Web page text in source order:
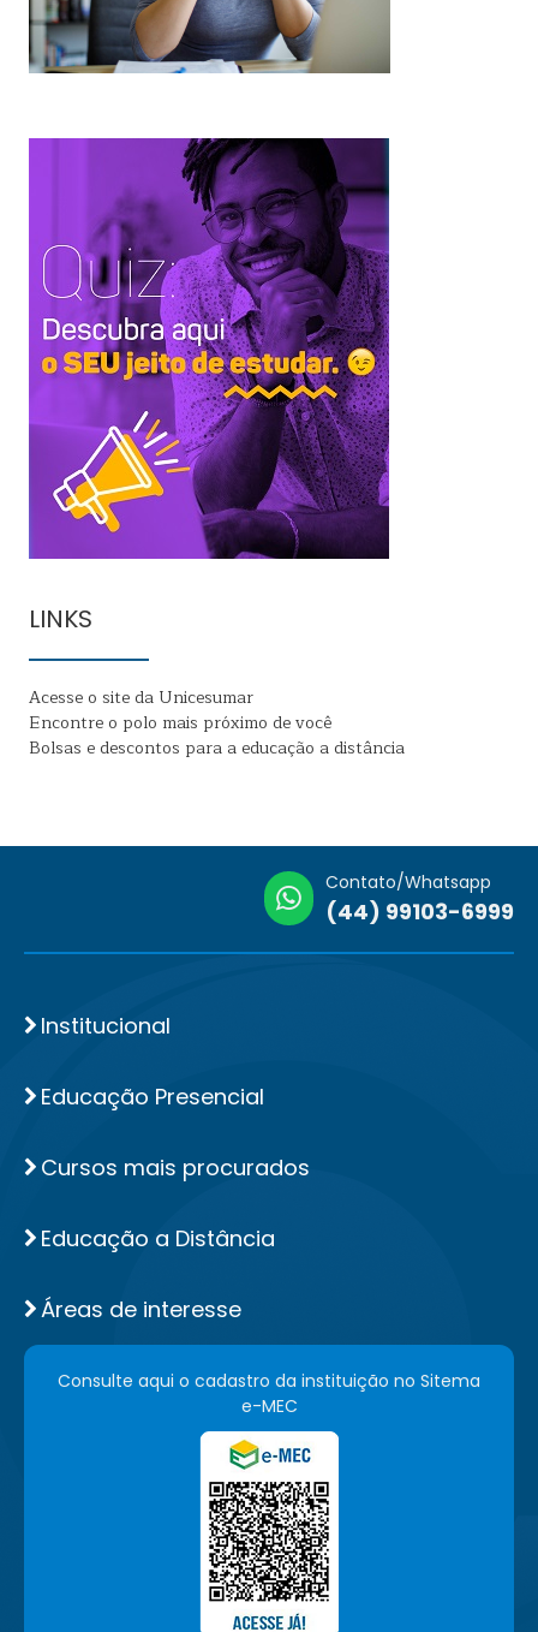
LINKS
Acesse o site da Unicesumar
Encontre o polo mais próximo de você
Bolsas e descontos para a educação a distância
Contato/Whatsapp
(44) 99103-6999
Institucional
Educação Presencial
Cursos mais procurados
Educação a Distância
Áreas de interesse
Consulte aqui o cadastro da instituição no Sitema
e-MEC